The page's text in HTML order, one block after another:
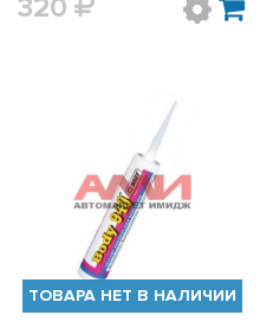
320
БЫСТРЫЙ ПРОСМОТР
ТОВАРА НЕТ В НАЛИЧИИ